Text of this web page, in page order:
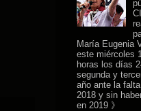
María Eugenia
este miércoles
horas los días
segunda y
año ante la
2018 y sin
en 2019 》